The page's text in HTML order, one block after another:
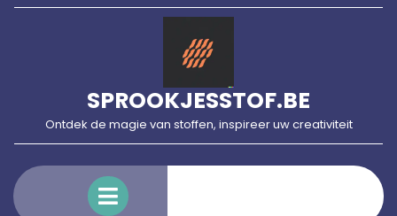
Skip
SPROOKJESSTOF.BE
Ontdek de magie van stoffen, inspireer uw creativiteit
Menu